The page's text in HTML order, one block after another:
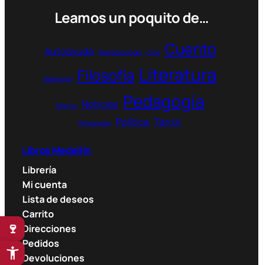
t
r
u
h
a
Leamos un poquito de…
Autoayuda Bibliotecología Cine Cuento
Depresión Filosofía Literatura
Música Noticias Pedagogía
Personajes Política Terror
Libros Medellín
Librería
Mi cuenta
Lista de deseos
Carrito
Direcciones
Pedidos
Devoluciones
🍷